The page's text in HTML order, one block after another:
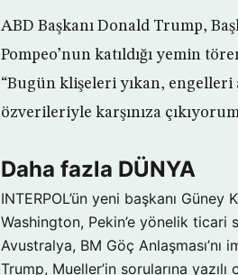
ABD Başkanı Donald Trump,
Pompeo’nun katıldığı yemin
“Bugün klişeleri yıkan, engelleri
özverileriyle karşınıza
Daha fazla DÜNYA
INTERPOL’ün yeni başkanı Güney
Washington, Pekin’e yönelik ticari
Avustralya, BM Göç Anlaşması’nı
Trump, Mueller’in sorularına